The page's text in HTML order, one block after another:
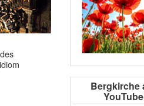
Bergkirche
YouTube